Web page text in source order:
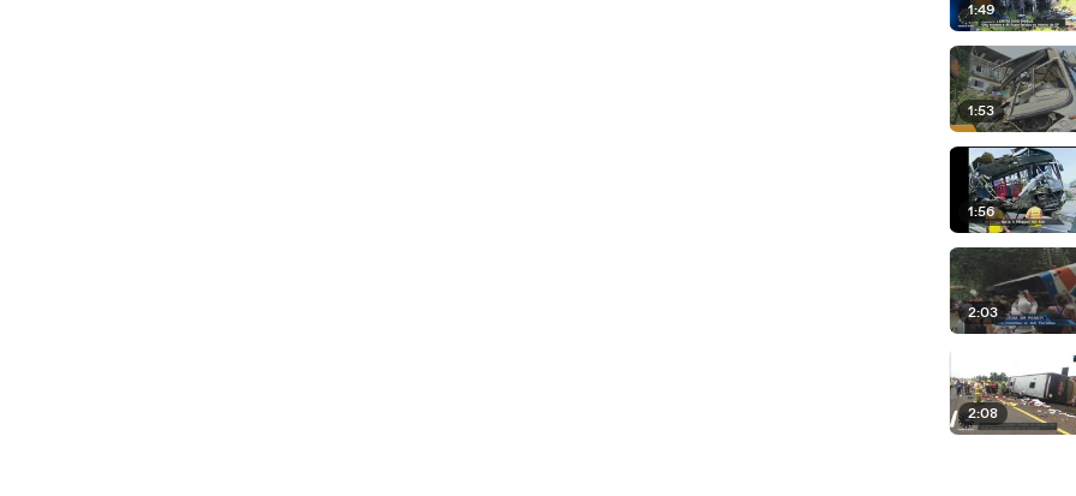
1:49
1:53
1:56
2:03
2:08